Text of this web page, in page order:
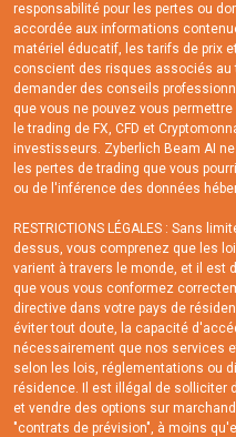
responsabilité pour les pertes ou
accordée aux informations
matériel éducatif, les tarifs de prix
conscient des risques associés
demander des conseils
que vous ne pouvez vous
le trading de FX, CFD et
investisseurs. Zyberlich Beam AI
les pertes de trading que vous
ou de l'inférence des données
RESTRICTIONS LÉGALES : Sans
dessus, vous comprenez que les
varient à travers le monde, et il est
que vous vous conformez
directive dans votre pays de
éviter tout doute, la capacité
nécessairement que nos services
selon les lois, réglementations ou
résidence. Il est illégal de solliciter
et vendre des options sur
"contrats de prévision", à moins